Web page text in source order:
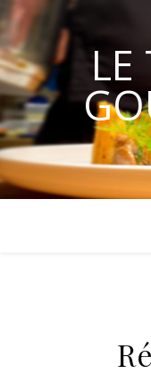
LE